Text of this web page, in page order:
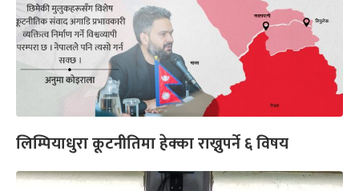
लिम्पियाधुरा कूटनीतिमा हेक्का राख्नुपर्ने ६ विषय